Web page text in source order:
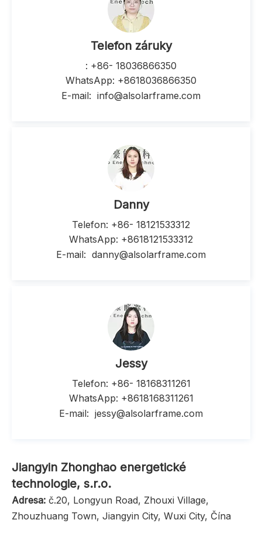
Telefon záruky
: +86- 18036866350
WhatsApp: +8618036866350
E-mail: info@alsolarframe.com
Danny
Telefon: +86- 18121533312
WhatsApp: +8618121533312
E-mail: danny@alsolarframe.com
Jessy
Telefon: +86- 18168311261
WhatsApp: +8618168311261
E-mail: jessy@alsolarframe.com
Jiangyin Zhonghao energetické
technologie, s.r.o.
Adresa: č.20, Longyun Road, Zhouxi Village,
Zhouzhuang Town, Jiangyin City, Wuxi City, Čína